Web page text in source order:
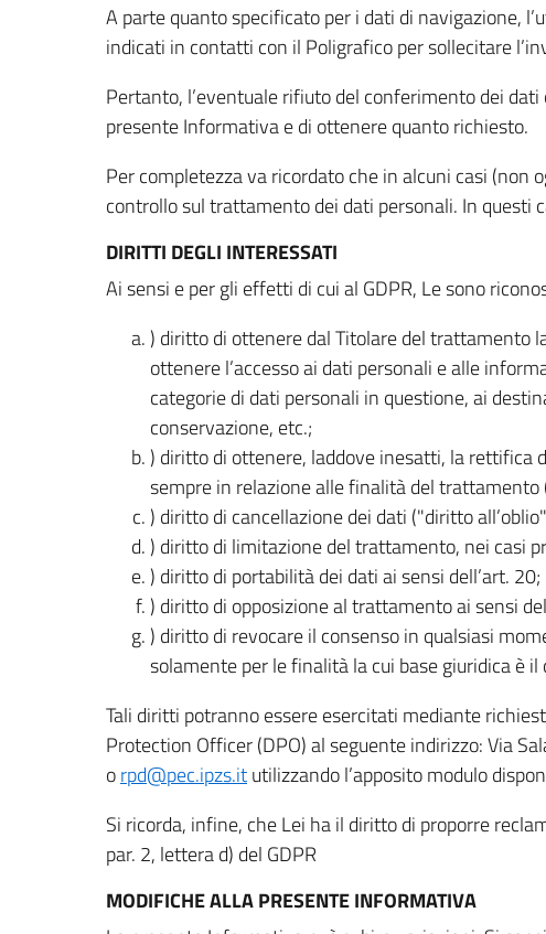
A parte quanto specificato per i dati di navigazione,
indicati in contatti con il Poligrafico per sollecitare
Pertanto, l’eventuale rifiuto del conferimento dei
presente Informativa e di ottenere quanto richiesto.
Per completezza va ricordato che in alcuni casi (non
controllo sul trattamento dei dati personali. In questi
DIRITTI DEGLI INTERESSATI
Ai sensi e per gli effetti di cui al GDPR, Le sono
) diritto di ottenere dal Titolare del trattamento
ottenere l’accesso ai dati personali e alle
categorie di dati personali in questione, ai
conservazione, etc.;
) diritto di ottenere, laddove inesatti, la rettifica
sempre in relazione alle finalità del trattamento
) diritto di cancellazione dei dati ("diritto
) diritto di limitazione del trattamento, nei casi
) diritto di portabilità dei dati ai sensi dell’art. 20;
) diritto di opposizione al trattamento ai sensi
) diritto di revocare il consenso in qualsiasi
solamente per le finalità la cui base giuridica è il
Tali diritti potranno essere esercitati mediante
Protection Officer (DPO) al seguente indirizzo: Via
orpd@pec.ipzs.itutilizzando l’apposito modulo
Si ricorda, infine, che Lei ha il diritto di proporre
par. 2, lettera d) del GDPR
MODIFICHE ALLA PRESENTE INFORMATIVA